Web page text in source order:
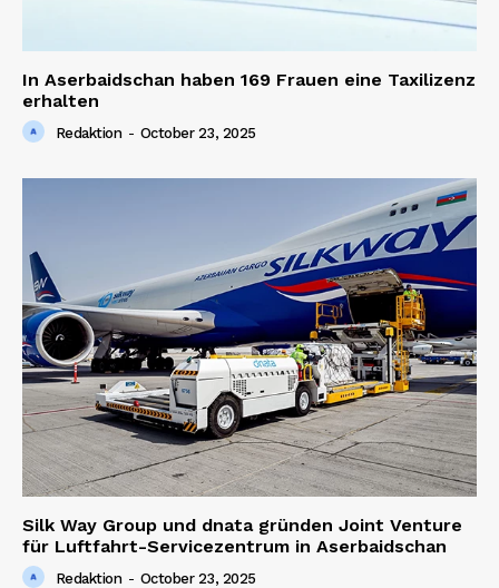
In Aserbaidschan haben 169 Frauen eine Taxilizenz
erhalten
Redaktion - October 23, 2025
Silk Way Group und dnata gründen Joint Venture
für Luftfahrt-Servicezentrum in Aserbaidschan
Redaktion - October 23, 2025